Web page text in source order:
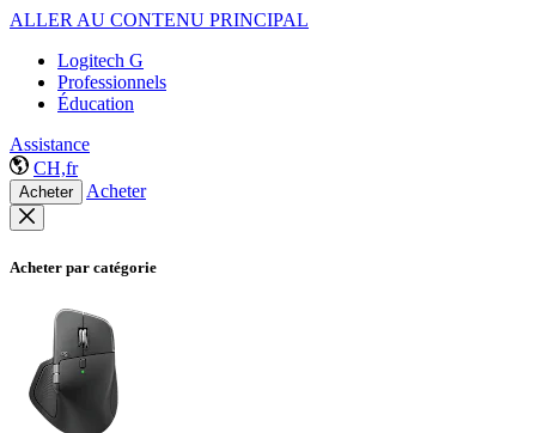
ALLER AU CONTENU PRINCIPAL
Logitech G
Professionnels
Éducation
Assistance
CH,fr
Acheter Acheter
Acheter par catégorie